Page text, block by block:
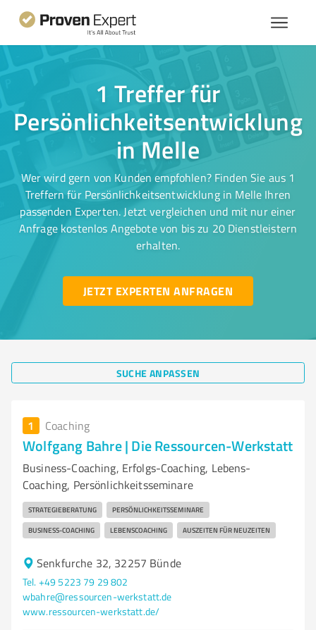
1 Treffer für
Persönlichkeitsentwicklung
in Melle
Wer wird gern von Kunden empfohlen? Finden Sie aus 1
Treffern für Persönlichkeitsentwicklung in Melle Ihren
passenden Experten. Jetzt vergleichen und mit nur einer
Anfrage kostenlos Angebote von bis zu 20 Dienstleistern
erhalten.
JETZT EXPERTEN ANFRAGEN
SUCHE ANPASSEN
1 Coaching
Wolfgang Bahre | Die Ressourcen-Werkstatt
Business-Coaching, Erfolgs-Coaching, Lebens-
Coaching, Persönlichkeitsseminare
STRATEGIEBERATUNG PERSÖNLICHKEITSSEMINARE
BUSINESS-COACHING LEBENSCOACHING AUSZEITEN FÜR NEUZEITEN
Senkfurche 32, 32257 Bünde
Tel. +49 5223 79 29 802
wbahre@ressourcen-werkstatt.de
www.ressourcen-werkstatt.de/